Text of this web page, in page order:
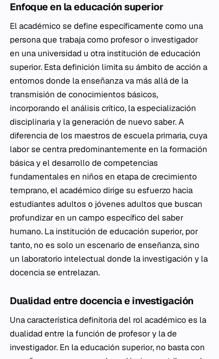
Enfoque en la educación superior
El académico se define específicamente como una
persona que trabaja como profesor o investigador
en una universidad u otra institución de educación
superior. Esta definición limita su ámbito de acción a
entornos donde la enseñanza va más allá de la
transmisión de conocimientos básicos,
incorporando el análisis crítico, la especialización
disciplinaria y la generación de nuevo saber. A
diferencia de los maestros de escuela primaria, cuya
labor se centra predominantemente en la formación
básica y el desarrollo de competencias
fundamentales en niños en etapa de crecimiento
temprano, el académico dirige su esfuerzo hacia
estudiantes adultos o jóvenes adultos que buscan
profundizar en un campo específico del saber
humano. La institución de educación superior, por
tanto, no es solo un escenario de enseñanza, sino
un laboratorio intelectual donde la investigación y la
docencia se entrelazan.
Dualidad entre docencia e investigación
Una característica definitoria del rol académico es la
dualidad entre la función de profesor y la de
investigador. En la educación superior, no basta con